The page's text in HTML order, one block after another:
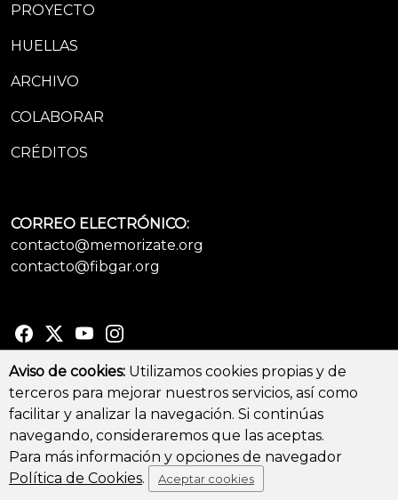
PROYECTO
HUELLAS
ARCHIVO
COLABORAR
CRÉDITOS
CORREO ELECTRÓNICO:
contacto@memorizate.org
contacto@fibgar.org
© Copyright 2026 - All Rights Reserved
Aviso legal y Política de privacidad -Política de cookies
Aviso de cookies: Utilizamos cookies propias y de
terceros para mejorar nuestros servicios, así como
facilitar y analizar la navegación. Si continúas
navegando, consideraremos que las aceptas.
Para más información y opciones de navegador
Política de Cookies. Aceptar cookies